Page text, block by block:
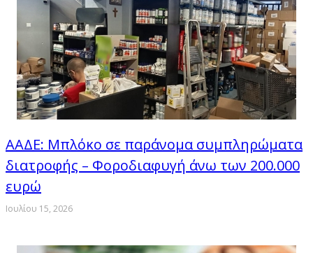
ΑΑΔΕ: Μπλόκο σε παράνομα συμπληρώματα
διατροφής – Φοροδιαφυγή άνω των 200.000
ευρώ
Ιουλίου 15, 2026